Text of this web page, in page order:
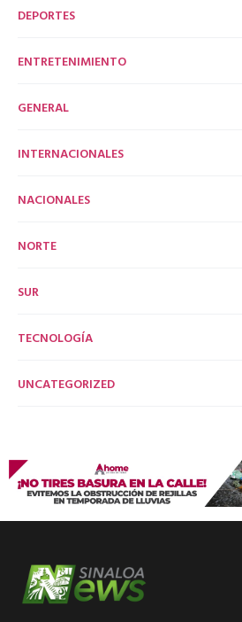
DEPORTES
ENTRETENIMIENTO
GENERAL
INTERNACIONALES
NACIONALES
NORTE
SUR
TECNOLOGÍA
UNCATEGORIZED